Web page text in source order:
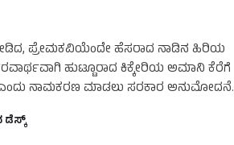
ನೀಡಿದ, ಪ್ರೇಮಕವಿಯೆಂದೇ ಹೆಸರಾದ ನಾಡಿನ ಹಿರಿಯ
ಹುಟ್ಟೂರಾದ ಕಿಕ್ಕೇರಿಯ ಅಮಾನಿ ಕೆರೆಗೆ
ನಾಮಕರಣ ಮಾಡಲು ಸರಕಾರ ಅನುಮೋದನೆ